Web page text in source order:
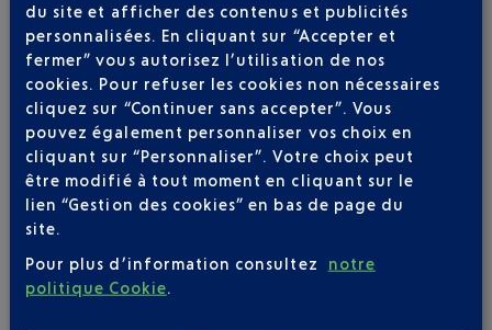
Soyez notifié(e) de
toutes les évolutions
pour ce vol
SUIVRE CE VOL
du site et afficher des contenus et publicités
personnalisées. En cliquant sur “Accepter et
fermer” vous autorisez l’utilisation de nos
cookies. Pour refuser les cookies non nécessaires
cliquez sur “Continuer sans accepter”. Vous
pouvez également personnaliser vos choix en
cliquant sur “Personnaliser”. Votre choix peut
être modifié à tout moment en cliquant sur le
lien “Gestion des cookies” en bas de page du
site.
Pour plus d’information consultez
notre
politique Cookie